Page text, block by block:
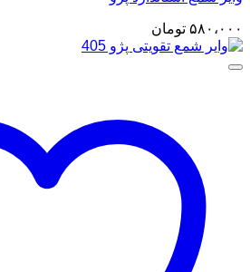
۵۸۰،۰۰۰ تومان